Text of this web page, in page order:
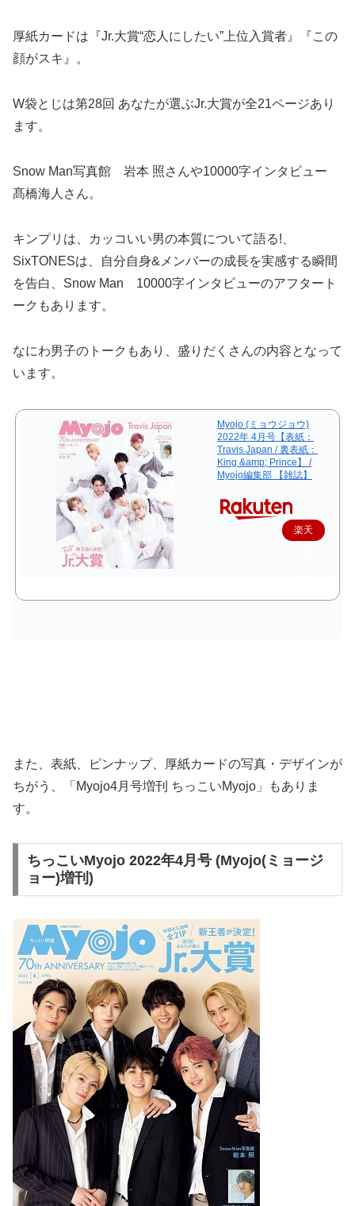
厚紙カードは『Jr.大賞“恋人にしたい”上位入賞者』『この
顔がスキ』。
W袋とじは第28回 あなたが選ぶJr.大賞が全21ページあり
ます。
Snow Man写真館 岩本 照さんや10000字インタビュー
髙橋海人さん。
キンプリは、カッコいい男の本質について語る!、
SixTONESは、自分自身&メンバーの成長を実感する瞬間
を告白、Snow Man 10000字インタビューのアフタート
ークもあります。
なにわ男子のトークもあり、盛りだくさんの内容となって
います。
Myojo (ミョウジョウ)
2022年 4月号【表紙：
Travis Japan / 裏表紙：
King &amp; Prince】 /
Myojo編集部 【雑誌】
楽天
また、表紙、ピンナップ、厚紙カードの写真・デザインが
ちがう、「Myojo4月号増刊 ちっこいMyojo」もありま
す。
ちっこいMyojo 2022年4月号 (Myojo(ミョージ
ョー)増刊)